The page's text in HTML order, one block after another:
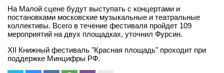
На Малой сцене будут выступать с концертами и
постановками московские музыкальные и театральные
коллективы. Всего в течение фестиваля пройдет 109
мероприятий на двух площадках, уточнил Фурсин.
XII Книжный фестиваль "Красная площадь" проходит при
поддержке Минцифры РФ.